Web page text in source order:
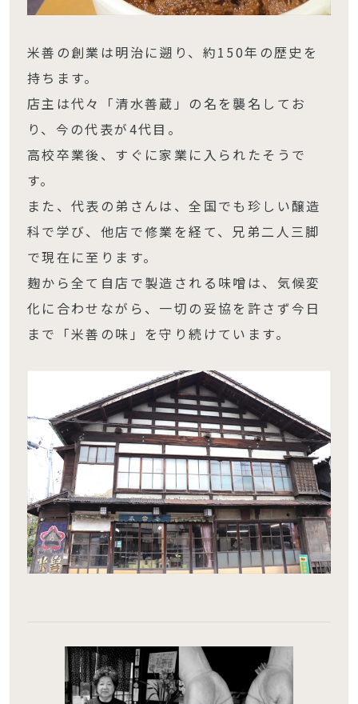
米善の創業は明治に遡り、約150年の歴史を
持ちます。
店主は代々「清水善蔵」の名を襲名してお
り、今の代表が4代目。
高校卒業後、すぐに家業に入られたそうで
す。
また、代表の弟さんは、全国でも珍しい醸造
科で学び、他店で修業を経て、兄弟二人三脚
で現在に至ります。
麹から全て自店で製造される味噌は、気候変
化に合わせながら、一切の妥協を許さず今日
まで「米善の味」を守り続けています。